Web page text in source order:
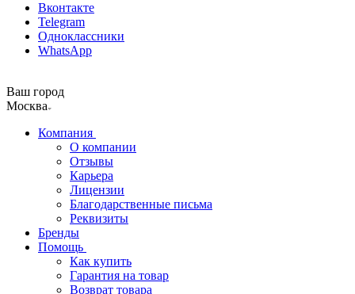
Вконтакте
Telegram
Одноклассники
WhatsApp
Ваш город
Москва
Компания
О компании
Отзывы
Карьера
Лицензии
Благодарственные письма
Реквизиты
Бренды
Помощь
Как купить
Гарантия на товар
Возврат товара